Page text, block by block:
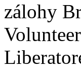
zálohy